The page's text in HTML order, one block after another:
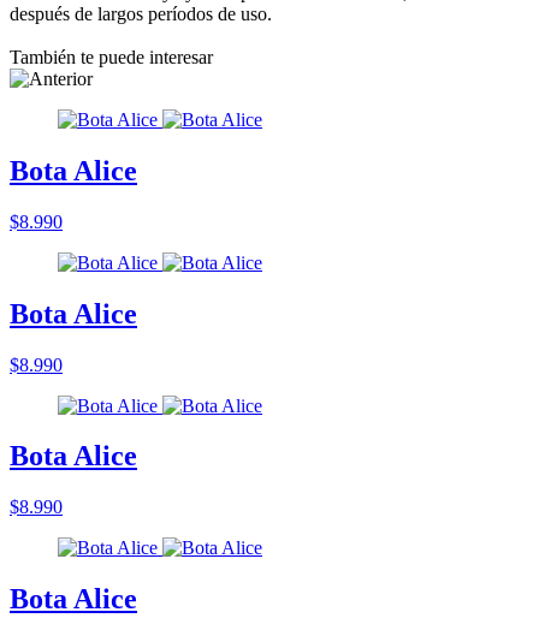
después de largos períodos de uso.
También te puede interesar
Bota Alice
$8.990
Bota Alice
$8.990
Bota Alice
$8.990
Bota Alice